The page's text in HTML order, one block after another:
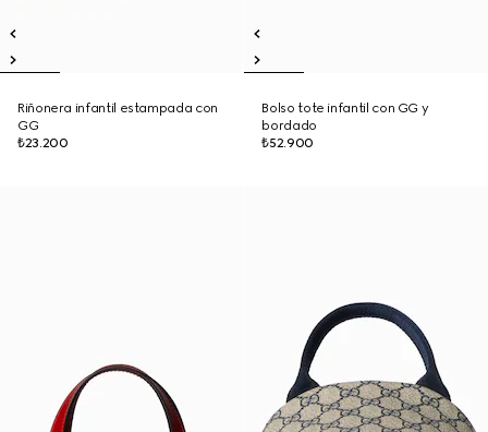
Riñonera infantil estampada con
GG
₺23.200
Bolso tote infantil con GG y
bordado
₺52.900